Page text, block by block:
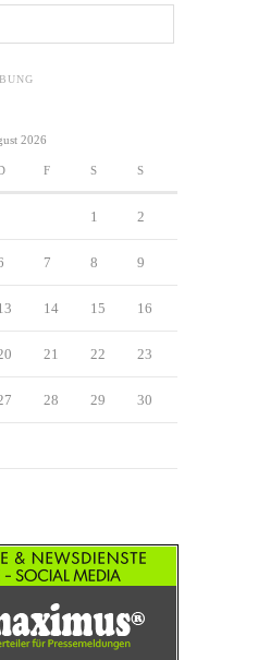
2026
F S S
1 2
7 8 9
14 15 16
21 22 23
28 29 30